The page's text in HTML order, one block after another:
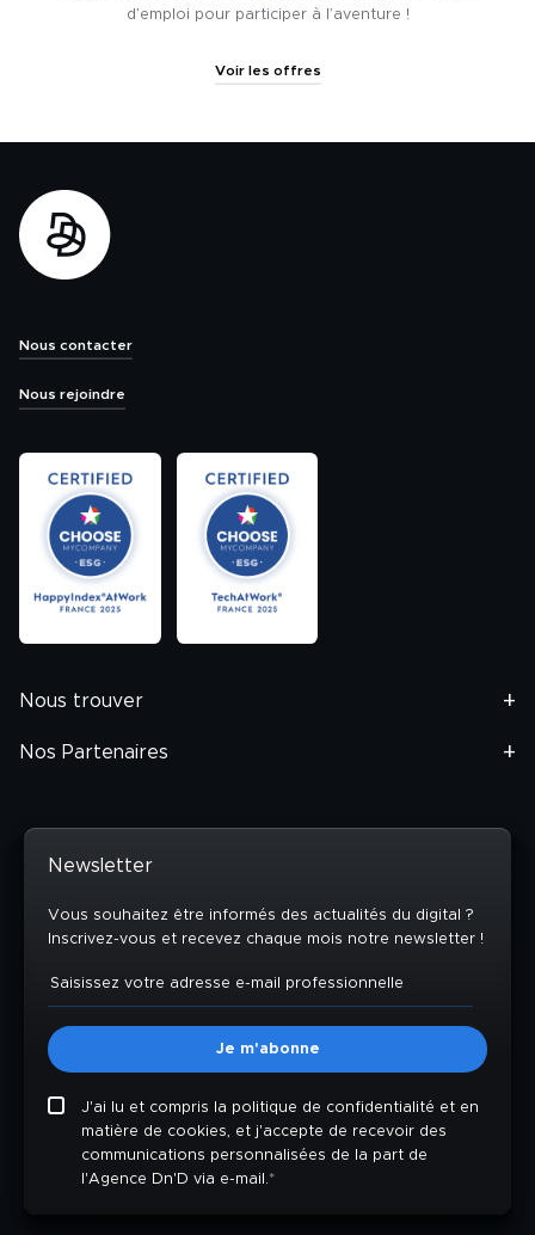
d’emploi pour participer à l’aventure !
Voir les offres
Nous contacter
Nous rejoindre
Nous trouver
Nos Partenaires
Newsletter
Vous souhaitez être informés des actualités du digital ?
Inscrivez-vous et recevez chaque mois notre newsletter !
J'ai lu et compris la politique de confidentialité et en
matière de cookies, et j'accepte de recevoir des
communications personnalisées de la part de
l'Agence Dn'D via e-mail.*